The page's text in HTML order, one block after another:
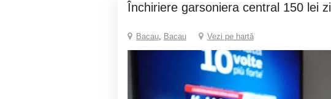
Închiriere garsoniera central 150 lei zi
Bacau, Bacau Vezi pe hartă